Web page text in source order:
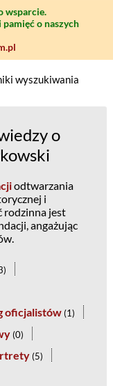
wsparcie.
o naszych
wyszukiwania
o
odtwarzania
i
rodzinna jest
angażując
)
oficjalistów (1)
(0)
(5)